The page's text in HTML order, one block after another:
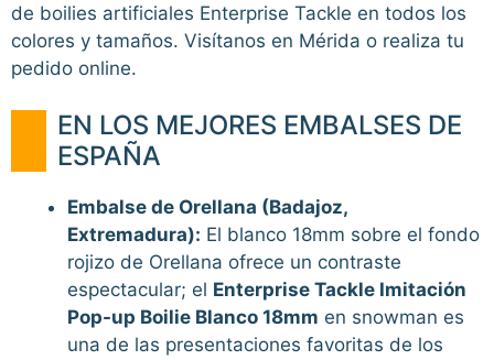
de boilies artificiales Enterprise Tackle en todos los
colores y tamaños. Visítanos en Mérida o realiza tu
pedido online.
EN LOS MEJORES EMBALSES DE
ESPAÑA
Embalse de Orellana (Badajoz,
Extremadura): El blanco 18mm sobre el fondo
rojizo de Orellana ofrece un contraste
espectacular; el Enterprise Tackle Imitación
Pop-up Boilie Blanco 18mm en snowman es
una de las presentaciones favoritas de los